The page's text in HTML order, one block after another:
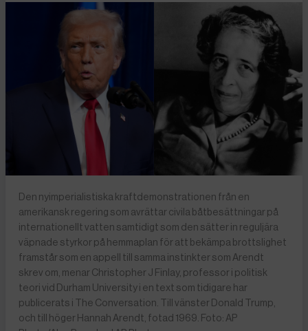
Den nyimperialistiska kraftdemonstrationen från en
amerikansk regering som avrättar civila båtbesättningar på
internationellt vatten samtidigt som den sätter in reguljära
väpnade styrkor på hemmaplan för att bekämpa brottslighet
framstår som en appell till samma instinkter som Arendt
skrev om, menar Christopher J Finlay, professor i politisk
teori vid Durham University i en text som tidigare har
publicerats i The Conversation. Till vänster Donald Trump,
och till höger Hannah Arendt, fotad 1969. Foto: AP